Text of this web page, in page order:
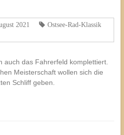
2021
Ostsee-Rad-Klassik
auch das Fahrerfeld komplettiert.
Meisterschaft wollen sich die
Schliff geben.